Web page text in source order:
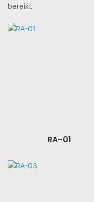
bereikt.
RA-01